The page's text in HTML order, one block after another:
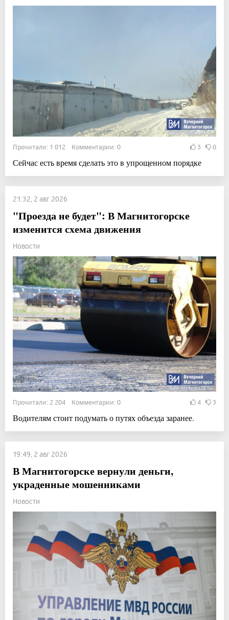
Прочитали: 1 012 Комментарии: 0 3 0
Сейчас есть время сделать это в упрощенном порядке
21:32, 2 авг 2026
"Проезда не будет": В Магнитогорске
изменится схема движения
Новости
Прочитали: 2 204 Комментарии: 0 4 3
Водителям стоит подумать о путях объезда заранее.
19:49, 2 авг 2026
В Магнитогорске вернули деньги,
украденные мошенниками
Новости